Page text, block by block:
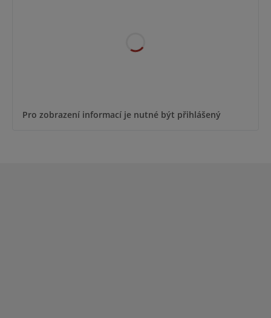
Pro zobrazení informací je nutné být přihlášený